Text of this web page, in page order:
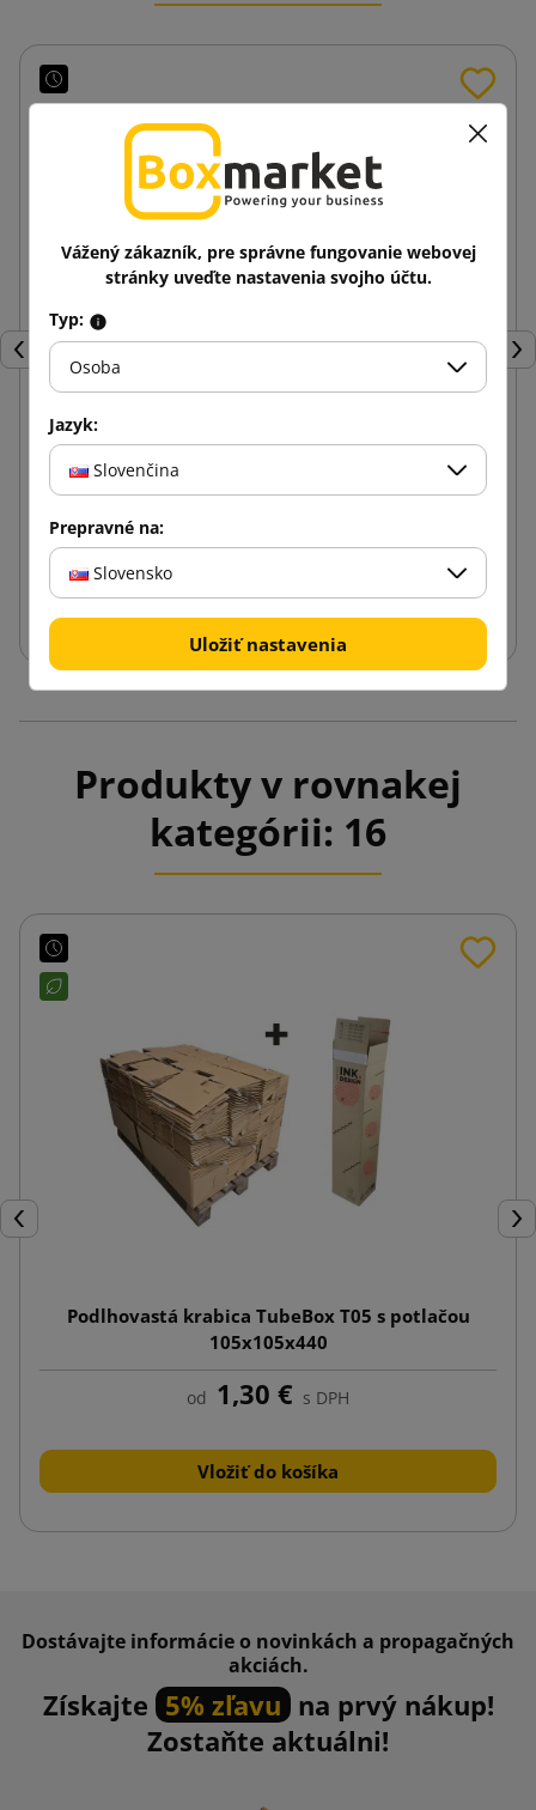
Späť
Papierové hobliny biele 5kg
Vložiť do košíka
Produkty v rovnakej
kategórii: 16
Späť
Podlhovastá krabica TubeBox T05 s potlačou
105x105x440
od 1,30 € s DPH
Vložiť do košíka
Dostávajte informácie o novinkách a propagačných
akciách.
Získajte 5% zľavu na prvý nákup!
Zostaňte aktuálni!
Vážený zákazník, pre správne fungovanie webovej
stránky uveďte nastavenia svojho účtu.
Typ:
Osoba
Jazyk:
Slovenčina
Prepravné na:
Slovensko
Uložiť nastavenia